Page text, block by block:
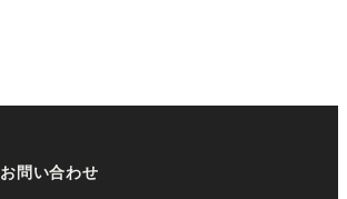
お問い合わせ